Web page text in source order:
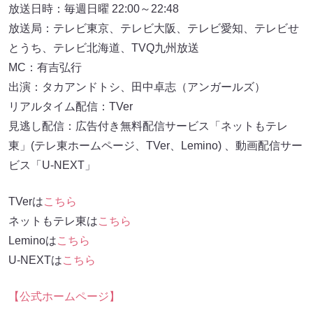
放送日時：毎週日曜 22:00～22:48
放送局：テレビ東京、テレビ大阪、テレビ愛知、テレビせ
とうち、テレビ北海道、TVQ九州放送
MC：有吉弘行
出演：タカアンドトシ、田中卓志（アンガールズ）
リアルタイム配信：TVer
見逃し配信：広告付き無料配信サービス「ネットもテレ
東」(テレ東ホームページ、TVer、Lemino) 、動画配信サー
ビス「U-NEXT」
TVerはこちら
ネットもテレ東はこちら
Leminoはこちら
U-NEXTはこちら
【公式ホームページ】